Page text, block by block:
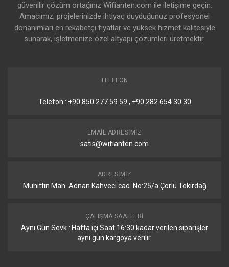
güvenilir çözüm ortağınız Wifianten.com ile iletişime geçin.
Amacımız; projelerinizde ihtiyaç duyduğunuz profesyonel
donanımları en rekabetçi fiyatlar ve yüksek hizmet kalitesiyle
sunarak, işletmenize özel altyapı çözümleri üretmektir.
TELEFON
Telefon : +90.850 277 59 59 , +90.282 654 30 30
EMAIL ADRESIMIZ
satis@wifianten.com
ADRESIMIZ
Muhittin Mah. Adnan Kahveci cad. No:25/a Çorlu Tekirdağ
ÇALIŞMA SAATLERI
Aynı Gün Sevk : Hafta içi Saat 16:30 kadar verilen siparişler
aynı gün kargoya verilir.